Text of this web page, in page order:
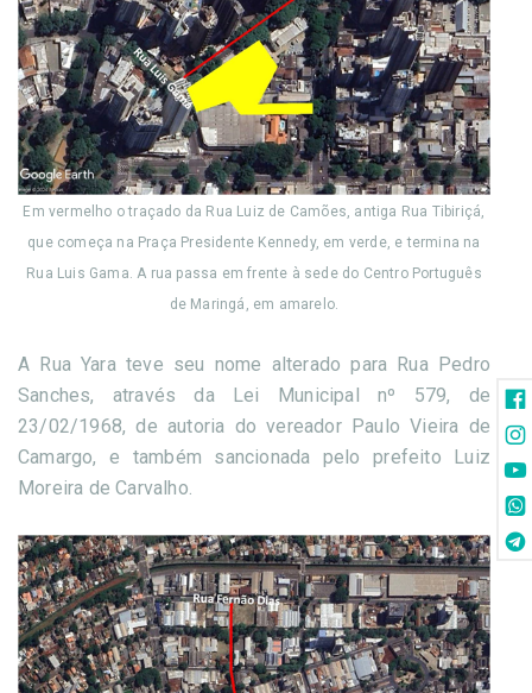
Em vermelho o traçado da Rua Luiz de Camões, antiga Rua Tibiriçá,
que começa na Praça Presidente Kennedy, em verde, e termina na
Rua Luis Gama. A rua passa em frente à sede do Centro Português
de Maringá, em amarelo.
A Rua Yara teve seu nome alterado para Rua Pedro
Sanches, através da Lei Municipal nº 579, de
23/02/1968, de autoria do vereador Paulo Vieira de
Camargo, e também sancionada pelo prefeito Luiz
Moreira de Carvalho.